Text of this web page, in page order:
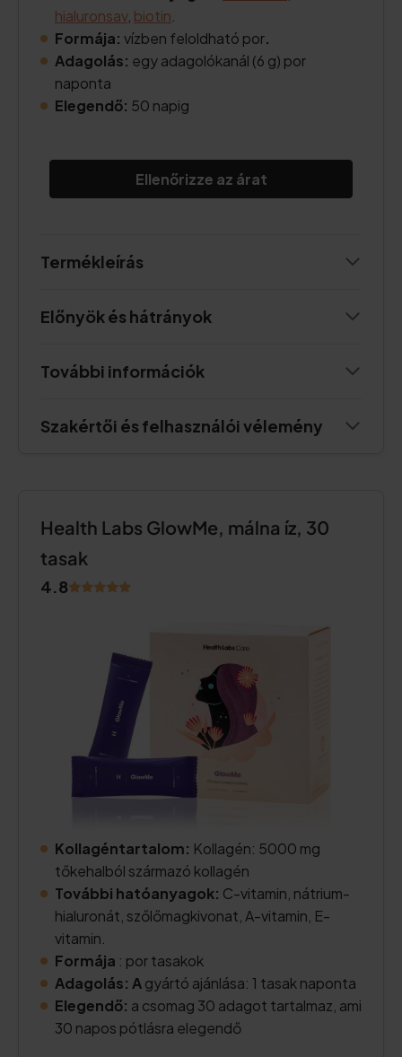
hialuronsav, biotin
Formája: vízben feloldható por.
Adagolás: egy adagolókanál (6 g) por
naponta
Elegendő: 50 napig
Ellenőrizze az árat
Termékleírás
Előnyök és hátrányok
További információk
Szakértői és felhasználói vélemény
Health Labs GlowMe, málna íz, 30
tasak
4.8
Kollagéntartalom: Kollagén: 5000 mg
tőkehalból származó kollagén
További hatóanyagok: C-vitamin, nátrium-
hialuronát, szőlőmagkivonat, A-vitamin, E-
vitamin.
Formája : por tasakok
Adagolás: Agyártó ajánlása: 1 tasak naponta
Elegendő: a csomag 30 adagot tartalmaz, ami
30 napos pótlásra elegendő